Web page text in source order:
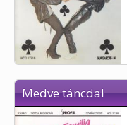
Medve táncdal